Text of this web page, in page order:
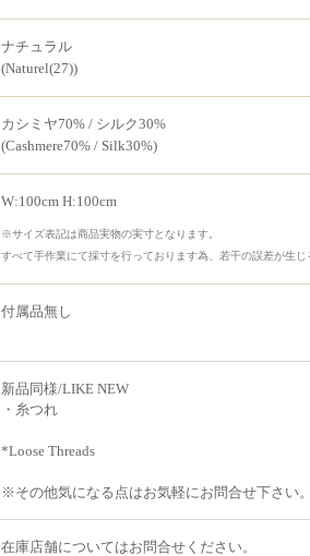
ナチュラル
(Naturel(27))
カシミヤ70% / シルク30%
(Cashmere70% / Silk30%)
W:100cm H:100cm
※サイズ表記は商品実物の実寸となります。
すべて手作業にて採寸を行っております為、若干の誤差が生じ
付属品無し
新品同様/LIKE NEW
・糸つれ
*Loose Threads
※その他気になる点はお気軽にお問合せ下さい。
在庫店舗についてはお問合せください。